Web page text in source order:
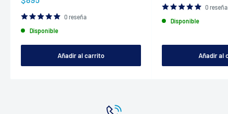
de
venta
0 reseña
Disponible
Añadir al carrito
venta
0 reseña
Disponible
Añadir al